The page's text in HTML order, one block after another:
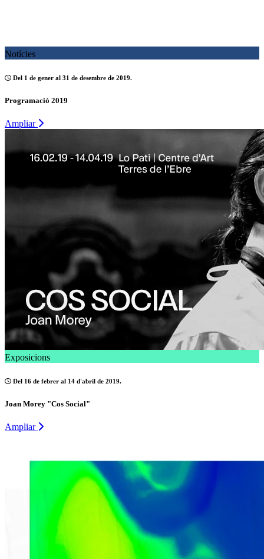
Notícies
Del 1 de gener al 31 de desembre de 2019.
Programació 2019
Ampliar
Exposicions
Del 16 de febrer al 14 d'abril de 2019.
Joan Morey "Cos Social"
Ampliar